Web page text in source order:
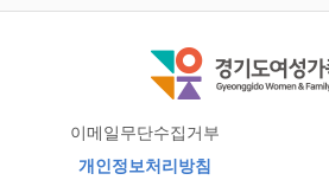
이메일무단수집거부
개인정보처리방침